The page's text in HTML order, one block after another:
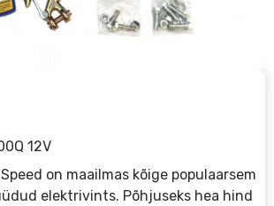
12V
on maailmas kõige populaarsem
elektrivints. Põhjuseks hea hind